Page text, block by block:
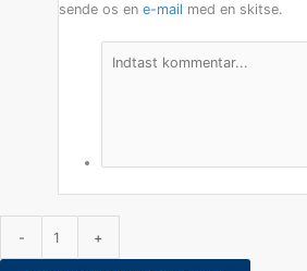
sende os ene-mail med en skitse.
- +